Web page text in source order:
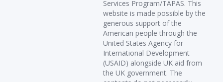
Services Program/TAPAS. This
website is made possible by the
generous support of the
American people through the
United States Agency for
International Development
(USAID) alongside UK aid from
the UK government. The